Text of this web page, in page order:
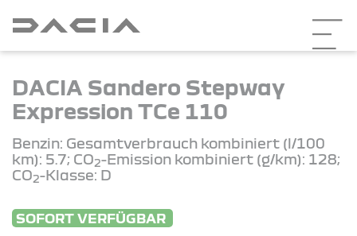
DACIA Sandero Stepway
Expression TCe 110
Benzin: Gesamtverbrauch kombiniert (l/100
km): 5.7; CO2-Emission kombiniert (g/km): 128;
CO2-Klasse: D
SOFORT VERFÜGBAR